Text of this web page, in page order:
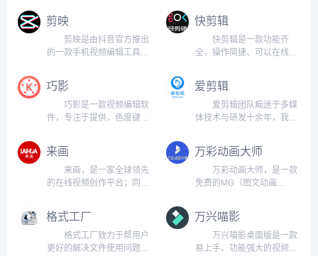
剪映
剪映是由抖音官方推出
的一款手机视频编辑工具。
作和发布。带有全面的剪辑
功能，支持变速，多样滤镜
效果，以及丰富的曲库资
源。 剪映app是一款非
快剪辑
快剪辑是一款功能齐
全、操作简捷、可以在线边
辑软件，简单的视频剪辑软
件！ 快剪辑是360公司
在2017年6月15日正式推出
的国内首款在线视频剪辑软
巧影
巧影是一款视频编辑软
件，专注于提供，色度键
写、一键变声等功能，为剪
辑中的视频、图像、贴图、
文本、手写提供多图层操作
功能。 巧影作为全功能
爱剪辑
爱剪辑团队痴迷于多媒
体技术与研发十余年，我们
力与才华能为更多国内用户
带去价值与欢乐。我们曾经
供职于国内影响力甚大的多
媒体软件制作商，因此十多
来画
来画，是一家全球领先
的在线视频创作平台；同时
家掌握手绘动画路径识别能
力的技术驱动型互联网公
司。 秉持“让视频创作简
单，让视频创造美好”的使
万彩动画大师
万彩动画大师，是一款
免费的MG（图文动画
制作软件，易上手，比AE、
flash软件简单很多，一个简
单的软件，就可以做出专业
的效果。它适用于制作企业
格式工厂
格式工厂致力于帮用户
更好的解决文件使用问题，
万兴喵影
万兴喵影桌面版是一款
易上手、功能强大的视频剪